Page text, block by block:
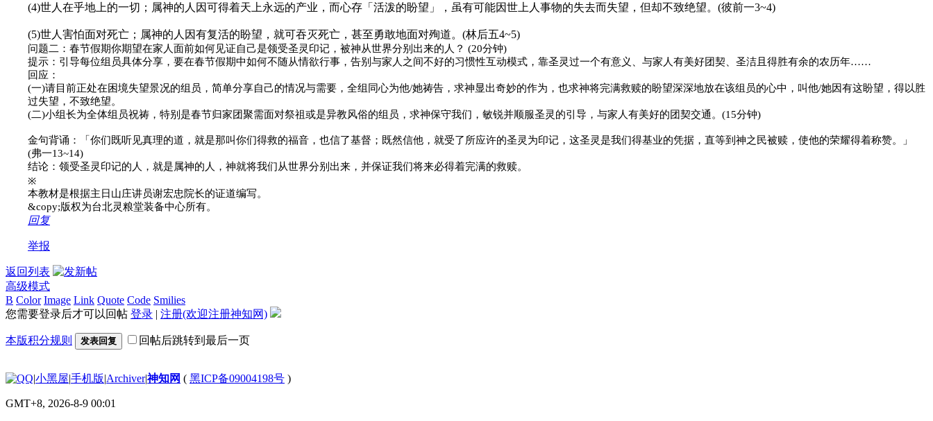
(4)世人在乎地上的一切；属神的人因可得着天上永远的产业，而心存「活泼的盼望」，虽有可能因世上人事物的失去而失望，但却不致绝望。 (彼前一3~4)
(5)世人害怕面对死亡；属神的人因有复活的盼望，就可吞灭死亡，甚至勇敢地面对殉道。 (林后五4~5)
问题二：春节假期你期望在家人面前如何见证自己是领受圣灵印记，被神从世界分别出来的人？ (20分钟)
提示：引导每位组员具体分享，要在春节假期中如何不随从情欲行事，告别与家人之间不好的习惯性互动模式，靠圣灵过一个有意义、与家人有美好团契、圣洁且得胜有余的农历年……
回应：
(一)请目前正处在困境失望景况的组员，简单分享自己的情况与需要，全组同心为他/她祷告，求神显出奇妙的作为，也求神将完满救赎的盼望深深地放在该组员的心中，叫他/她因有这盼望，得以胜
过失望，不致绝望。
(二)小组长为全体组员祝祷，特别是春节归家团聚需面对祭祖或是异教风俗的组员，求神保守我们，敏锐并顺服圣灵的引导，与家人有美好的团契交通。 (15分钟)
金句背诵：
「你们既听见真理的道，就是那叫你们得救的福音，也信了基督；既然信他，就受了所应许的圣灵为印记，这圣灵是我们得基业的凭据，直等到神之民被赎，使他的荣耀得着称赞。」
(弗一13~14)
结论：领受圣灵印记的人，就是属神的人，神就将我们从世界分别出来，并保证我们将来必得着完满的救赎。
※
本教材是根据主日山庄讲员谢宏忠院长的证道编写。
&copy;版权为台北灵粮堂装备中心所有。
回复
举报
返回列表
高级模式
B Color Image Link Quote Code Smilies
您需要登录后才可以回帖 登录 | 注册(欢迎注册神知网)
本版积分规则 发表回复 回帖后跳转到最后一页
|小黑屋|手机版|Archiver|神知网 ( 黑ICP备09004198号 )
GMT+8, 2026-8-9 00:01